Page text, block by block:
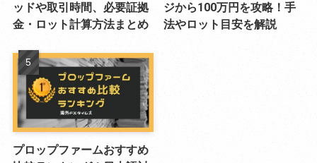
ッドや取引時間、必要証拠
金・ロット計算方法まとめ
ジから100万円を攻略！手
法やロット目安を解説
プロップファームおすすめ